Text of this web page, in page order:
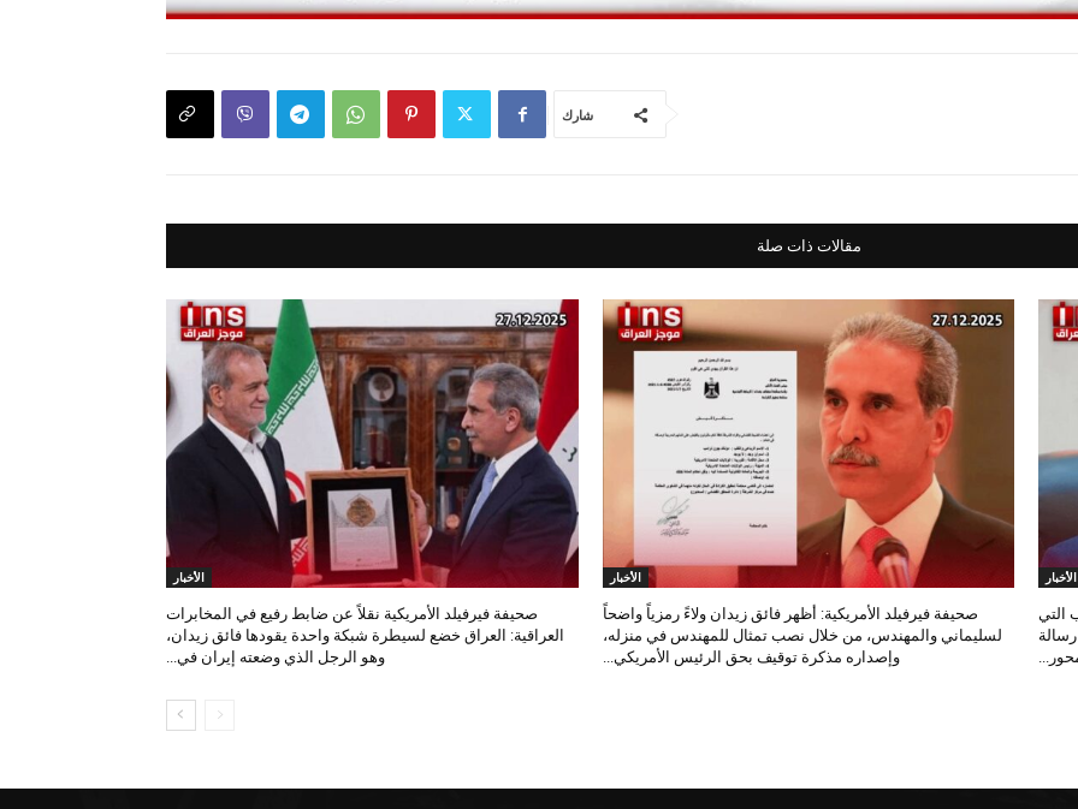
شارك
مقالات ذات صلة
الأخبار
التي
الأخبار
صحيفة فيرفيلد الأمريكية: أظهر فائق زيدان ولاءً رمزياً واضحاً
لسليماني والمهندس، من خلال نصب تمثال للمهندس في منزله،
وإصداره مذكرة توقيف بحق الرئيس الأمريكي...
الأخبار
صحيفة فيرفيلد الأمريكية نقلاً عن ضابط رفيع في المخابرات
العراقية: العراق خضع لسيطرة شبكة واحدة يقودها فائق زيدان،
وهو الرجل الذي وضعته إيران في...